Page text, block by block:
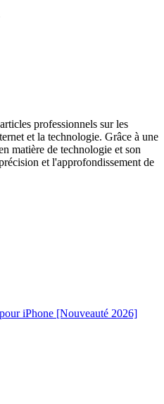
professionnels sur les
et la technologie. Grâce à une
matière de technologie et son
et l'approfondissement de
iPhone [Nouveauté 2026]